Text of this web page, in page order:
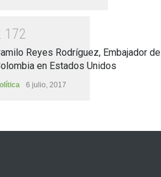
1 72
Reyes Rodríguez, Embajador de
en Estados Unidos
6 julio, 2017